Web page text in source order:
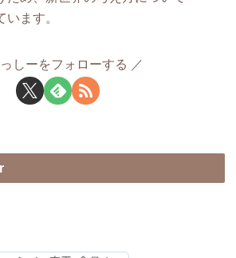
います。
しーをフォローする